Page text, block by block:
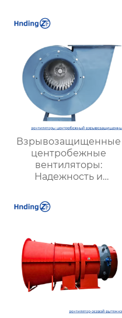
Взрывозащищенные
центробежные
вентиляторы:
Надежность и
работы в опасных